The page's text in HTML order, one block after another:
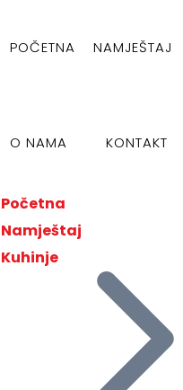
POČETNA NAMJEŠTAJ
O NAMA KONTAKT
Početna
Namještaj
Kuhinje